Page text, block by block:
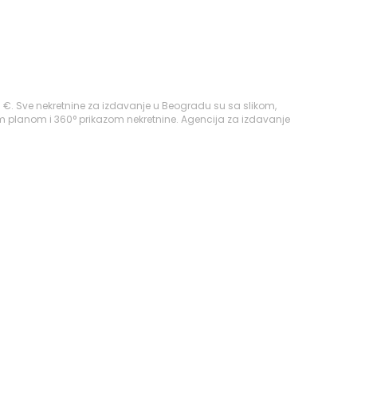
Sve nekretnine za izdavanje u Beogradu su sa slikom,
i 360° prikazom nekretnine. Agencija za izdavanje